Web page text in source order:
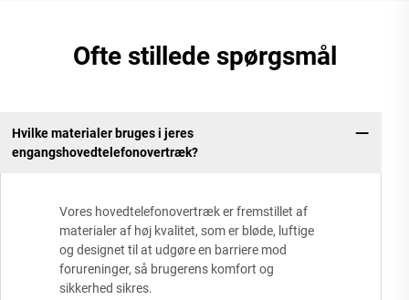
Ofte stillede spørgsmål
Hvilke materialer bruges i jeres
engangshovedtelefonovertræk?
Vores hovedtelefonovertræk er fremstillet af
materialer af høj kvalitet, som er bløde, luftige
og designet til at udgøre en barriere mod
forureninger, så brugerens komfort og
sikkerhed sikres.